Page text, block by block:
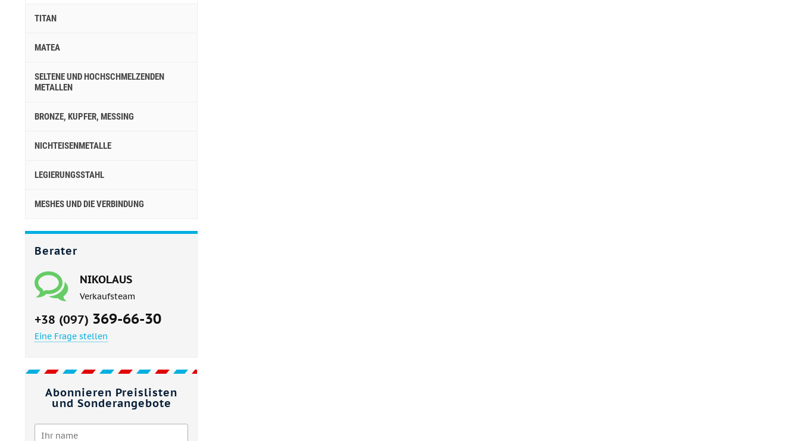
TITAN
MATEA
SELTENE UND HOCHSCHMELZENDEN
METALLEN
BRONZE, KUPFER, MESSING
NICHTEISENMETALLE
LEGIERUNGSSTAHL
MESHES UND DIE VERBINDUNG
Berater
NIKOLAUS
Verkaufsteam
+38 (097) 369-66-30
Eine Frage stellen
Abonnieren Preislisten
und Sonderangebote